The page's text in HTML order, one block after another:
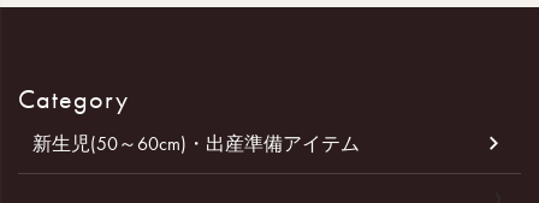
Category
新生児(50～60cm)・出産準備アイテム